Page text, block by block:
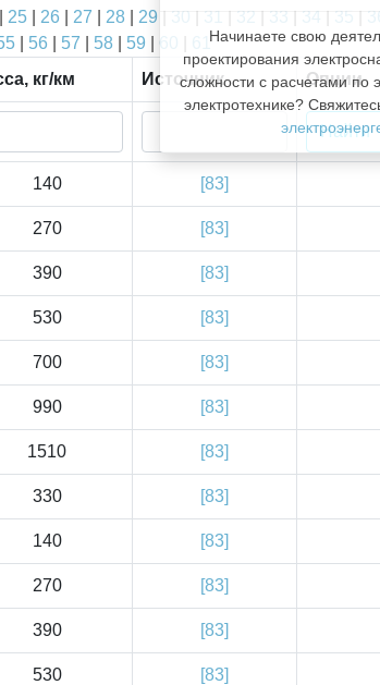
Начинаете свою
проектирования
сложности с расчетами по
электротехнике?
25| 26 27 28| 29 | 30 | 31 | 32 | 33 | 34 | 35 |
56 57 58 59 60
61
кг/км Источник Опции
140 [83]
270 [83]
390 [83]
530 [83]
700 [83]
990 [83]
1510 [83]
330 [83]
140 [83]
270 [83]
390 [83]
530 [83]